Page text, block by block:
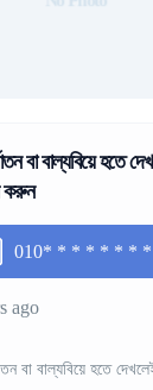
বা বাল্যবিয়ে হতে
করুন
010* * * * * * *
ago
বা বাল্যবিয়ে হতে